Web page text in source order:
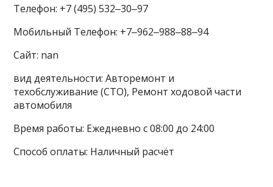
Телефон: +7 (495) 532‒30‒97
Мобильный Телефон: +7‒962‒988‒88‒94
Сайт: nan
вид деятельности: Авторемонт и
техобслуживание (СТО), Ремонт ходовой части
автомобиля
Время работы: Ежедневно с 08:00 до 24:00
Способ оплаты: Наличный расчёт